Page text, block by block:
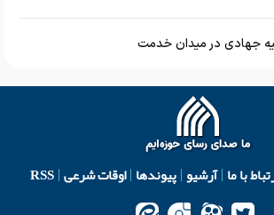
جهادی در میدان خدمت
با ما آرشیو پیوندها اوقات شرعی RSS